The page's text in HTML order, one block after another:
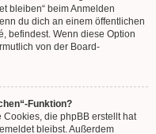
bleiben“ beim Anmelden
du dich an einem öffentlichen
befindest. Wenn diese Option
von der Board-
Funktion?
Cookies, die phpBB erstellt hat
bleibst. Außerdem